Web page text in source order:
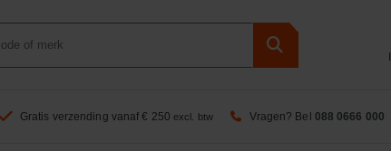
Gratis verzending vanaf € 250 excl. btw Vragen? Bel 088 0666 000